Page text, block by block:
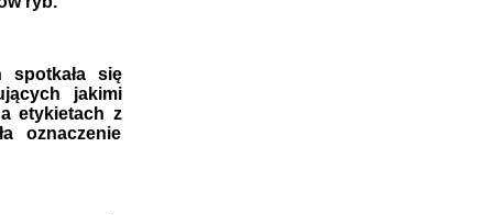
spotkała się
jakimi
etykietach z
oznaczenie